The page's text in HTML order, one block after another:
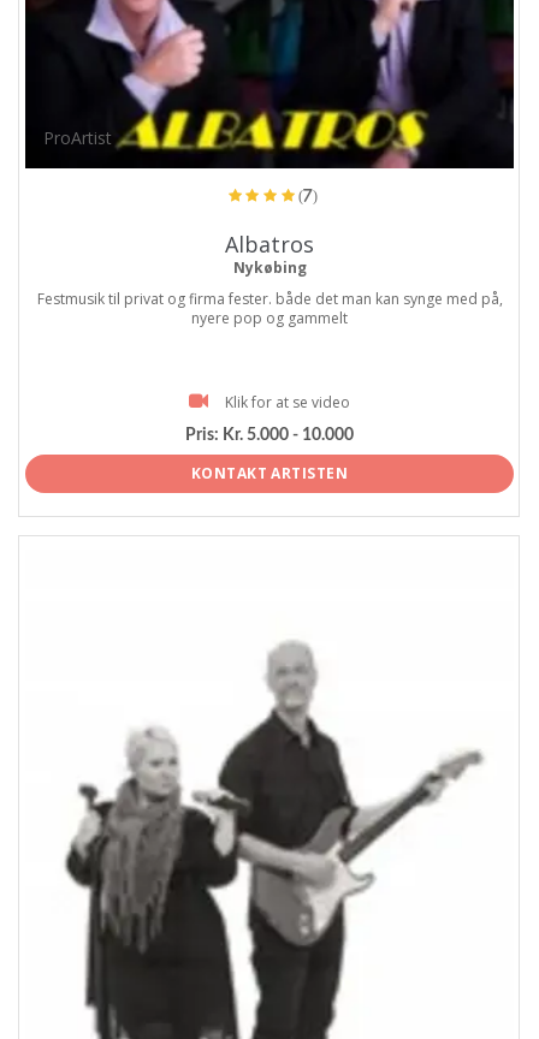
ProArtist
(7)
Albatros
Nykøbing
Festmusik til privat og firma fester. både det man kan synge med på,
nyere pop og gammelt
Klik for at se video
Pris: Kr. 5.000 - 10.000
KONTAKT ARTISTEN